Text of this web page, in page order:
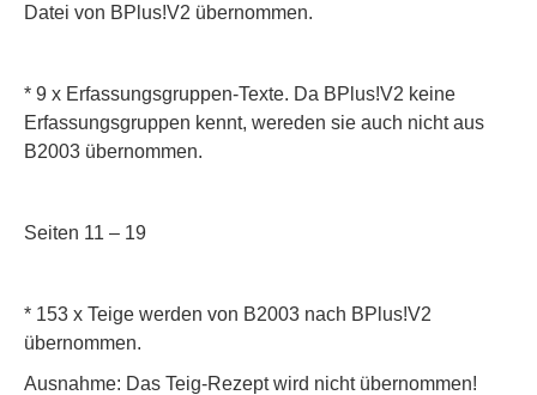
Datei von BPlus!V2 übernommen.
* 9 x Erfassungsgruppen-Texte. Da BPlus!V2 keine
Erfassungsgruppen kennt, wereden sie auch nicht aus
B2003 übernommen.
Seiten 11 – 19
* 153 x Teige werden von B2003 nach BPlus!V2
übernommen.
Ausnahme: Das Teig-Rezept wird nicht übernommen!